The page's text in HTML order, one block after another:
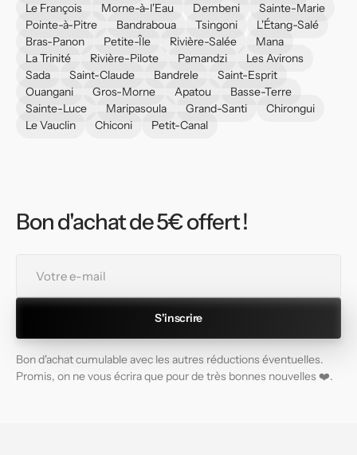
Le François
Morne-à-l'Eau Dembeni
Sainte-Marie
Pointe-à-Pitre
Bandraboua Tsingoni
L'Étang-Salé
Bras-Panon
Petite-Île Rivière-Salée
Mana
La Trinité
Rivière-Pilote Pamandzi
Les Avirons
Sada
Saint-Claude Bandrele
Saint-Esprit
Ouangani
Gros-Morne Apatou
Basse-Terre
Sainte-Luce
Maripasoula Grand-Santi
Chirongui
Le Vauclin
Chiconi Petit-Canal
Bon d'achat de 5€ offert !
mail
S'inscrire
Bon d'achat cumulable avec les autres réductions éventuelles.
Promis, on ne vous écrira que pour de très bonnes nouvelles ❤️.